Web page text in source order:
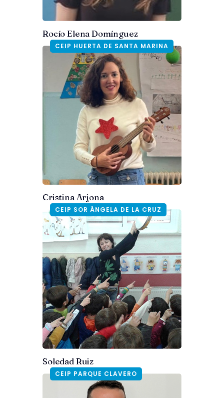
Rocío Elena Domínguez
CEIP HUERTA DE SANTA MARINA
Cristina Arjona
CEIP SOR ÁNGELA DE LA CRUZ
Soledad Ruiz
CEIP PARQUE CLAVERO